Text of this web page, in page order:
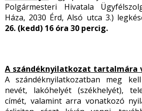
Polgármesteri Hivatala
Háza, 2030 Érd, Alsó utca 3.)
26. (kedd) 16 óra 30 percig.
A szándéknyilatkozat tartalmára
A szándéknyilatkozatban meg
nevét, lakóhelyét (székhelyét),
címét, valamint arra vonatkozó